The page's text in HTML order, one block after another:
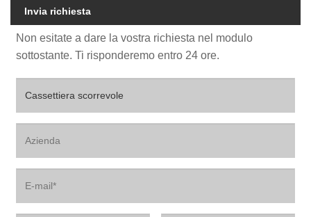
Invia richiesta
Non esitate a dare la vostra richiesta nel modulo
sottostante. Ti risponderemo entro 24 ore.